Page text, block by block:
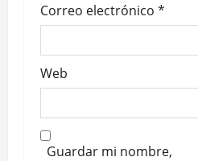
Correo electrónico *
Web
Guardar mi nombre,